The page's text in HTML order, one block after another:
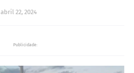
abril 22, 2024
Publicidade: